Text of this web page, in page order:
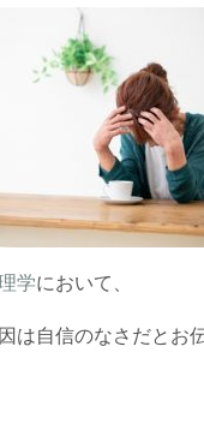
学において、
は自信のなさだとお